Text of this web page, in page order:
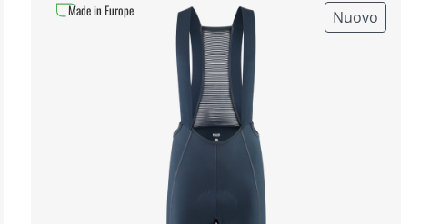
Nuovo
Made in Europe